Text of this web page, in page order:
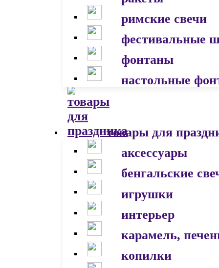
римские свечи
фестивальные
фонтаны
настольные
товары для
аксессуары
бенгальские
игрушки
интерьер
карамель,
копилки